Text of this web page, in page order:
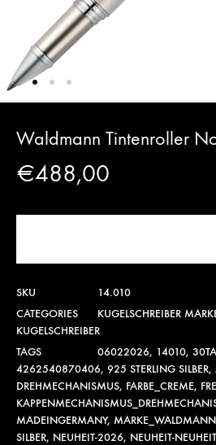
Waldmann Tintenroller
€488,00
SKU
14.010
CATEGORIES
KUGELSCHREIBER
KUGELSCHREIBER
TAGS
06022026, 14010,
4262540870406, 925 STERLING SILBER,
DREHMECHANISMUS, FARBE_CREME,
MADEINGERMANY, MARKE_WALDMANN
SILBER, NEUHEIT-2026, NEUHEIT-